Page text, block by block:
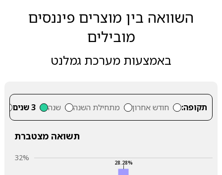
השוואה בין מוצרים פיננסים
מובילים
באמצעות מערכת גמלנט
תקופה: חודש אחרון מתחילת השנה שנה 3 שנים
תשואה מצטברת
32%
28.28%